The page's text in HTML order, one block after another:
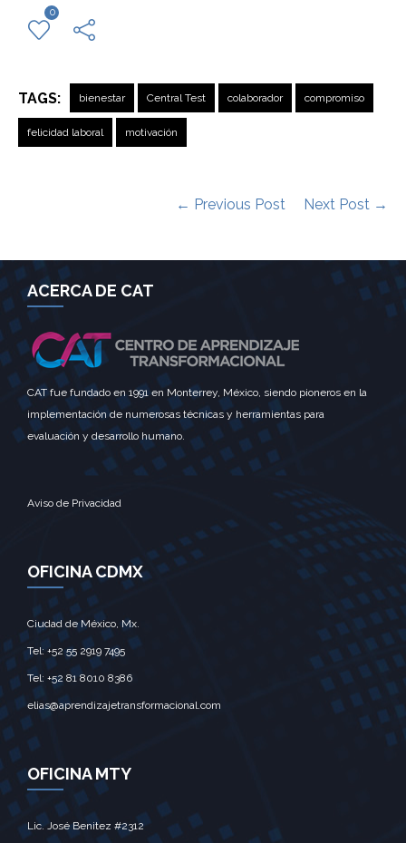
0
TAGS: bienestar Central Test colaborador compromiso
felicidad laboral motivación
← Previous Post Next Post →
ACERCA DE CAT
CAT fue fundado en 1991 en Monterrey, México, siendo pioneros en la
implementación de numerosas técnicas y herramientas para
evaluación y desarrollo humano.
Aviso de Privacidad
OFICINA CDMX
Ciudad de México, Mx.‎
Tel: +52 55 2919 7495‎
Tel: +52 81 8010 8386
elias@aprendizajetransformacional.com
OFICINA MTY
Lic. José Benitez #2312